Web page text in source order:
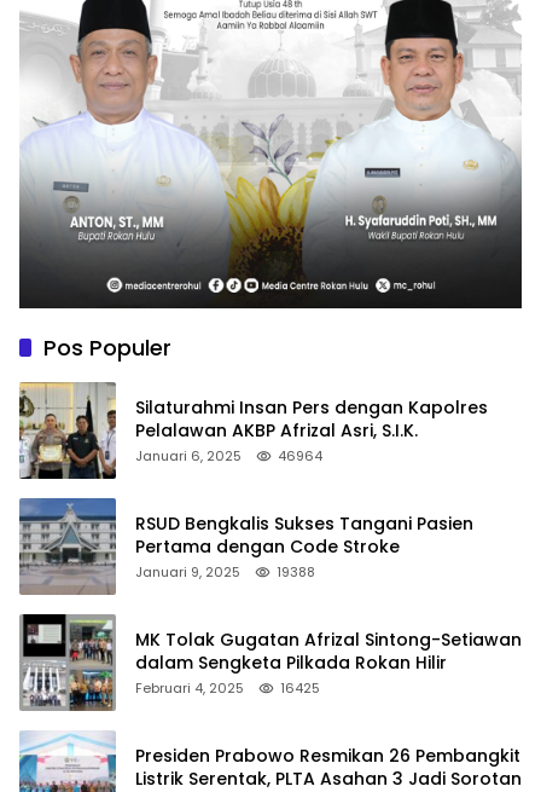
Pos Populer
Silaturahmi Insan Pers dengan Kapolres
Pelalawan AKBP Afrizal Asri, S.I.K.
Januari 6, 2025 46964
RSUD Bengkalis Sukses Tangani Pasien
Pertama dengan Code Stroke
Januari 9, 2025 19388
MK Tolak Gugatan Afrizal Sintong-Setiawan
dalam Sengketa Pilkada Rokan Hilir
Februari 4, 2025 16425
Presiden Prabowo Resmikan 26 Pembangkit
Listrik Serentak, PLTA Asahan 3 Jadi Sorotan